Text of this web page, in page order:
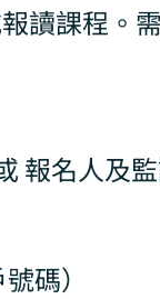
讀課程。
報名人及監
碼）